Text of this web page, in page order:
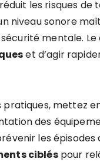
les risques
niveau sonore
mentale.
et d’agir
pratiques, mettez
des
les épisodes
cibléspour